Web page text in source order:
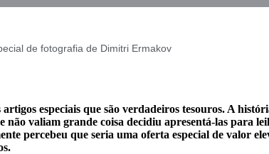
de fotografia de Dimitri Ermakov
especiais que são verdadeiros tesouros. A
não valiam grande coisa decidiu apresentá-las para
percebeu que seria uma oferta especial de valor